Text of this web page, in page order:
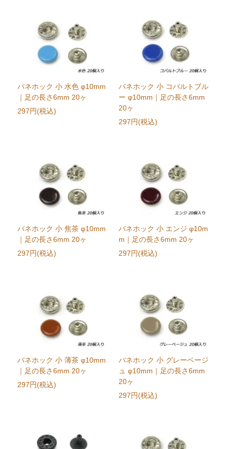
バネホック 小 水色 φ10mm
｜足の長さ6mm 20ヶ
297円(税込)
バネホック 小 コバルトブル
ー φ10mm｜足の長さ6mm
20ヶ
297円(税込)
バネホック 小 焦茶 φ10mm
｜足の長さ6mm 20ヶ
297円(税込)
バネホック 小 エンジ φ10m
m｜足の長さ6mm 20ヶ
297円(税込)
バネホック 小 薄茶 φ10mm
｜足の長さ6mm 20ヶ
297円(税込)
バネホック 小 グレーベージ
ュ φ10mm｜足の長さ6mm
20ヶ
297円(税込)